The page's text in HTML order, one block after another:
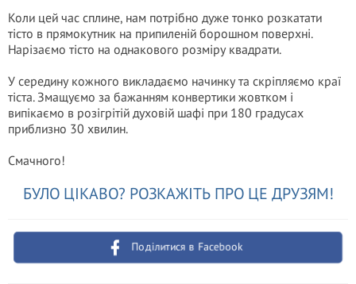
Коли цей час сплине, нам потрібно дуже тонко розкатати
тісто в прямокутник на припиленій борошном поверхні.
Нарізаємо тісто на однакового розміру квадрати.
У середину кожного викладаємо начинку та скріпляємо краї
тіста. Змащуємо за бажанням конвертики жовтком і
випікаємо в розігрітій духовій шафі при 180 градусах
приблизно 30 хвилин.
Смачного!
БУЛО ЦІКАВО? РОЗКАЖІТЬ ПРО ЦЕ ДРУЗЯМ!
Поділитися в Facebook